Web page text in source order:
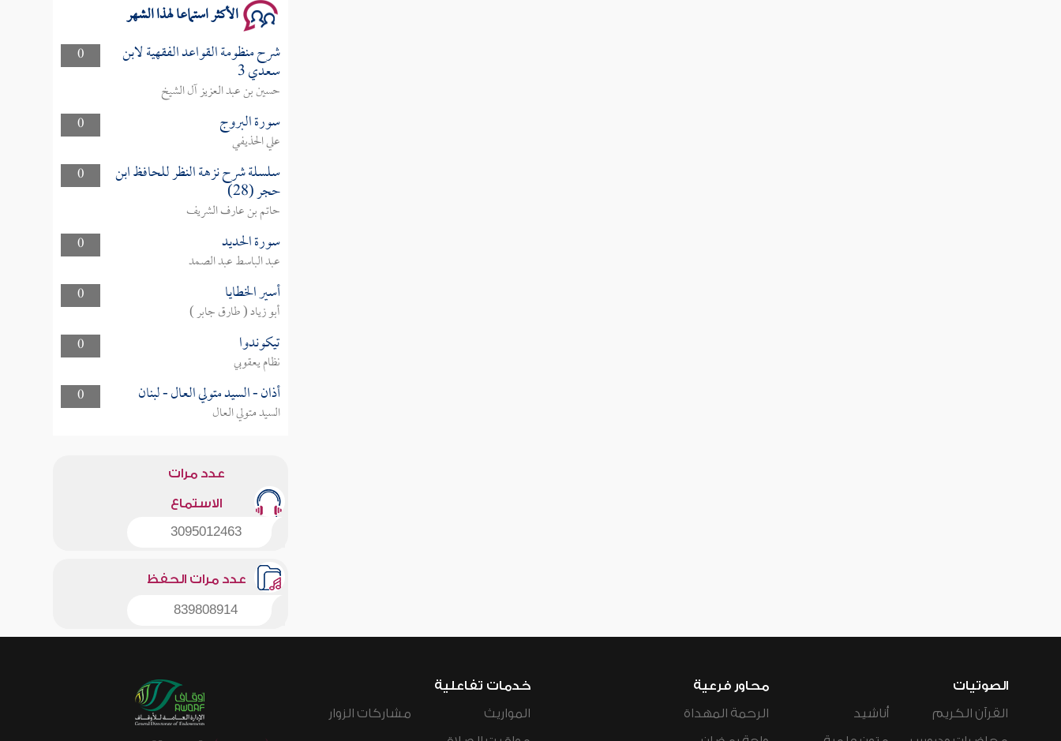
الأكثر استماعا لهذا الشهر
0 شرح منظومة القواعد الفقهية لابن
سعدي 3
حسين بن عبد العزيز آل الشيخ
0
سورة البروج
علي الحذيفي
0
سلسلة شرح نزهة النظر للحافظ ابن
حجر (28)
حاتم بن عارف الشريف
0
سورة الحديد
عبد الباسط عبد الصمد
0
أسير الخطايا
أبو زياد ( طارق جابر )
0
تيكوندوا
نظام يعقوبي
0
أذان - السيد متولي العال - لبنان
السيد متولي العال
عدد مرات
الاستماع
3095012463
عدد مرات الحفظ
839808914
الصوتيات
القرآن الكريم
أناشيد
محاور فرعية
الرحمة المهداة
خدمات تفاعلية
المواريث
مشاركات الزوار